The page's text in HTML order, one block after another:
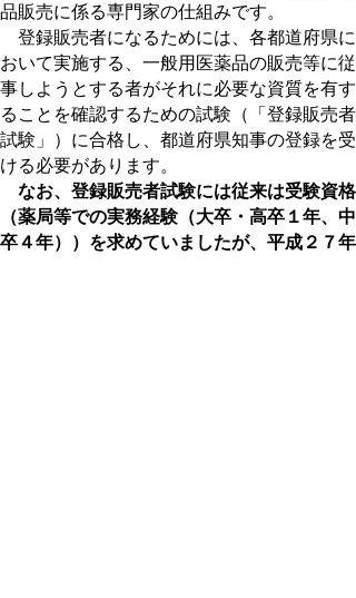
品販売に係る専門家の仕組みです。
登録販売者になるためには、各都道府県に
おいて実施する、一般用医薬品の販売等に従
事しようとする者がそれに必要な資質を有す
ることを確認するための試験（「登録販売者
試験」）に合格し、都道府県知事の登録を受
ける必要があります。
なお、登録販売者試験には従来は受験資格
（薬局等での実務経験（大卒・高卒１年、中
卒４年））を求めていましたが、平成２７年